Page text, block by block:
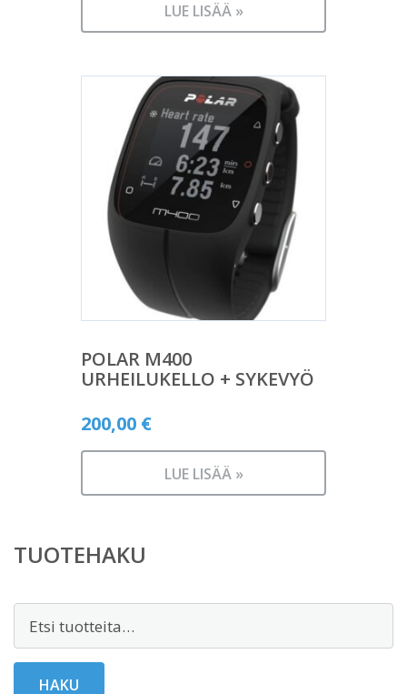
LUE LISÄÄ »
POLAR M400
URHEILUKELLO + SYKEVYÖ
200,00 €
LUE LISÄÄ »
TUOTEHAKU
HAKU